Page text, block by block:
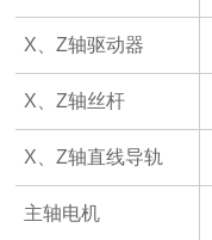
X、Z轴驱动器
X、Z轴丝杆
X、Z轴直线导轨
主轴电机